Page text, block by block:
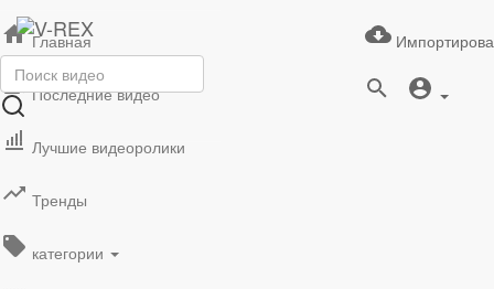
Главная
Последние видео
Лучшие видеоролики
Тренды
категории